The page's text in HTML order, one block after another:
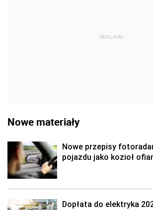
REKLAMA
Nowe materiały
Nowe przepisy
pojazdu jako kozioł
Dopłata do elektryka